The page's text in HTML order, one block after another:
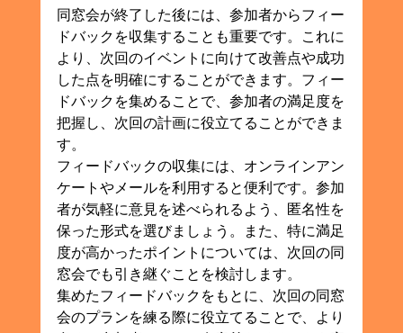
同窓会が終了した後には、参加者からフィー
ドバックを収集することも重要です。これに
より、次回のイベントに向けて改善点や成功
した点を明確にすることができます。フィー
ドバックを集めることで、参加者の満足度を
把握し、次回の計画に役立てることができま
す。
フィードバックの収集には、オンラインアン
ケートやメールを利用すると便利です。参加
者が気軽に意見を述べられるよう、匿名性を
保った形式を選びましょう。また、特に満足
度が高かったポイントについては、次回の同
窓会でも引き継ぐことを検討します。
集めたフィードバックをもとに、次回の同窓
会のプランを練る際に役立てることで、より